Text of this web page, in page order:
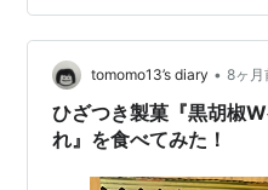
年前に同じものを食べて
故かかぶってしまった… 朝
ケてない…tomomo13’s diary • 8ヶ月
ひざつき製菓『黒胡椒
れ』を食べてみた！